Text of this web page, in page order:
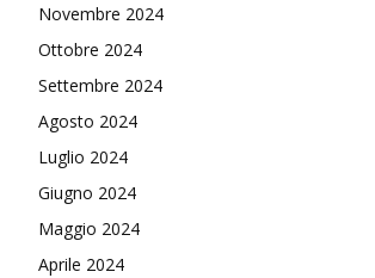
Novembre 2024
Ottobre 2024
Settembre 2024
Agosto 2024
Luglio 2024
Giugno 2024
Maggio 2024
Aprile 2024